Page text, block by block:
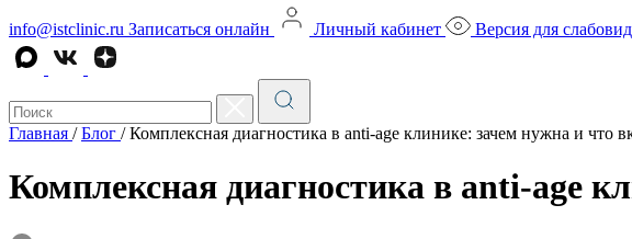
info@istclinic.ru Записаться онлайн Личный кабинет Версия для
Главная / Блог / Комплексная диагностика в anti-age клинике: зачем нужна и что
Комплексная диагностика в anti-age